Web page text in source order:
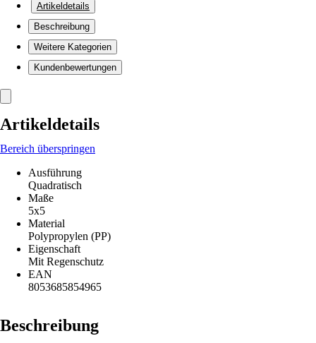
Artikeldetails
Beschreibung
Weitere Kategorien
Kundenbewertungen
Artikeldetails
Bereich überspringen
Ausführung
Quadratisch
Maße
5x5
Material
Polypropylen (PP)
Eigenschaft
Mit Regenschutz
EAN
8053685854965
Beschreibung